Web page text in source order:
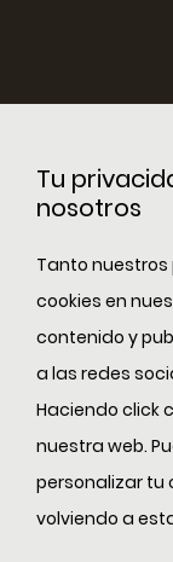
Tu
nosotros
Tanto
cookies en
contenido y
a las redes
Haciendo click
nuestra web.
personalizar tu
volviendo a